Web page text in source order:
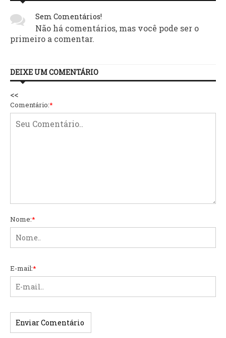
Sem Comentários!
Não há comentários, mas você pode ser o
primeiro a comentar.
DEIXE UM COMENTÁRIO
<<
Comentário:*
Nome:*
E-mail:*